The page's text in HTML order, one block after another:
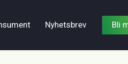
Nyhetsbrev Bli